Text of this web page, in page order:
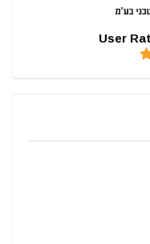
User